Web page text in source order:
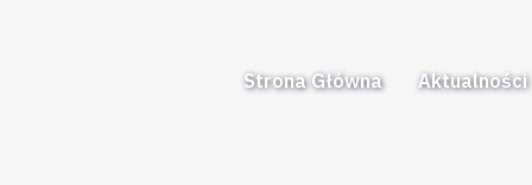
Strona Główna Aktualności